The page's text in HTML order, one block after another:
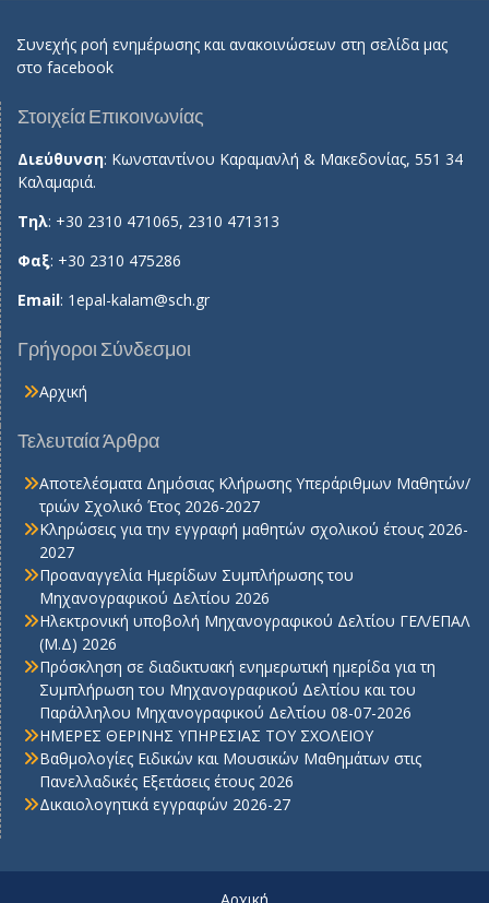
Συνεχής ροή ενημέρωσης και ανακοινώσεων στη σελίδα μας
στο facebook
Στοιχεία Επικοινωνίας
Διεύθυνση: Κωνσταντίνου Καραμανλή & Μακεδονίας, 551 34
Καλαμαριά.
Τηλ: +30 2310 471065, 2310 471313
Φαξ: +30 2310 475286
Email: 1epal-kalam@sch.gr
Γρήγοροι Σύνδεσμοι
Αρχική
Τελευταία Άρθρα
Αποτελέσματα Δημόσιας Κλήρωσης Υπεράριθμων Μαθητών/
τριών Σχολικό Έτος 2026-2027
Κληρώσεις για την εγγραφή μαθητών σχολικού έτους 2026-
2027
Προαναγγελία Ημερίδων Συμπλήρωσης του
Μηχανογραφικού Δελτίου 2026
Ηλεκτρονική υποβολή Μηχανογραφικού Δελτίου ΓΕΛ/ΕΠΑΛ
(Μ.Δ) 2026
Πρόσκληση σε διαδικτυακή ενημερωτική ημερίδα για τη
Συμπλήρωση του Μηχανογραφικού Δελτίου και του
Παράλληλου Μηχανογραφικού Δελτίου 08-07-2026
ΗΜΕΡΕΣ ΘΕΡΙΝΗΣ ΥΠΗΡΕΣΙΑΣ ΤΟΥ ΣΧΟΛΕΙΟΥ
Βαθμολογίες Ειδικών και Μουσικών Μαθημάτων στις
Πανελλαδικές Εξετάσεις έτους 2026
Δικαιολογητικά εγγραφών 2026-27